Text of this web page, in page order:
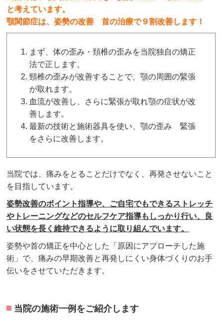
と考えています。
顎関節症は、姿勢の改善 首の治療で９割改善します！
まず、体の歪み・頚椎の歪みを当院独自の矯正
法で正します。
頸椎の歪みが改善することで、顎の周囲の緊張
が取れます。
血流が改善し、さらに緊張が取れ顎の症状が改
善します。
最新の技術と施術器具を使い、顎の歪み 緊張
をさらに改善します。
当院では、痛みをとることだけでなく、再発させないこと
を目指しています。
姿勢改善のポイント指導や、ご自宅でもできるストレッチ
やトレーニングなどのセルフケア指導もしっかり行い、良
い状態を長く維持できるように取り組んでいます。
姿勢や首の矯正を中心とした「原因にアプローチした施
術」で、痛みの早期改善と再発しにくい身体づくりのお手
伝いをさせていただきます。
当院の施術一例をご紹介します